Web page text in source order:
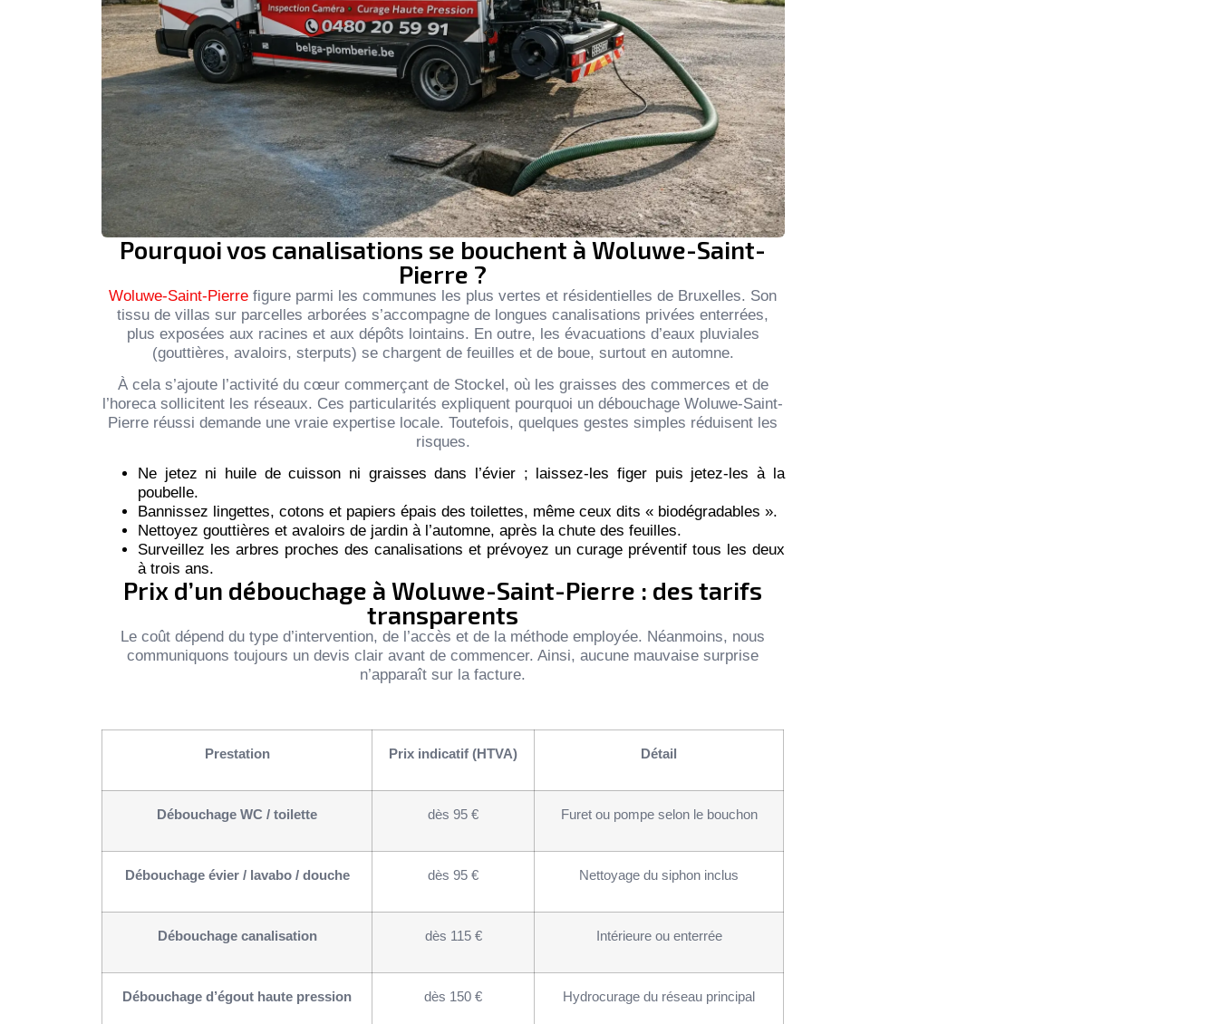
Pourquoi vos canalisations se bouchent à Woluwe-Saint-
Pierre ?
Woluwe-Saint-Pierre figure parmi les communes les plus vertes et résidentielles de Bruxelles. Son
tissu de villas sur parcelles arborées s’accompagne de longues canalisations privées enterrées,
plus exposées aux racines et aux dépôts lointains. En outre, les évacuations d’eaux pluviales
(gouttières, avaloirs, sterputs) se chargent de feuilles et de boue, surtout en automne.
À cela s’ajoute l’activité du cœur commerçant de Stockel, où les graisses des commerces et de
l’horeca sollicitent les réseaux. Ces particularités expliquent pourquoi un débouchage Woluwe-Saint-
Pierre réussi demande une vraie expertise locale. Toutefois, quelques gestes simples réduisent les
risques.
Ne jetez ni huile de cuisson ni graisses dans l’évier ; laissez-les figer puis jetez-les à la
poubelle.
Bannissez lingettes, cotons et papiers épais des toilettes, même ceux dits « biodégradables ».
Nettoyez gouttières et avaloirs de jardin à l’automne, après la chute des feuilles.
Surveillez les arbres proches des canalisations et prévoyez un curage préventif tous les deux
à trois ans.
Prix d’un débouchage à Woluwe-Saint-Pierre : des tarifs
transparents
Le coût dépend du type d’intervention, de l’accès et de la méthode employée. Néanmoins, nous
communiquons toujours un devis clair avant de commencer. Ainsi, aucune mauvaise surprise
n’apparaît sur la facture.
Prestation Prix indicatif (HTVA) Détail
Débouchage WC / toilette dès 95 € Furet ou pompe selon le bouchon
Débouchage évier / lavabo / douche dès 95 € Nettoyage du siphon inclus
Débouchage canalisation dès 115 € Intérieure ou enterrée
Débouchage d’égout haute pression dès 150 € Hydrocurage du réseau principal